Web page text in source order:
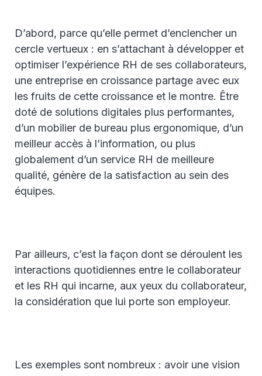
D’abord, parce qu’elle permet d’enclencher un
cercle vertueux : en s’attachant à développer et
optimiser l’expérience RH de ses collaborateurs,
une entreprise en croissance partage avec eux
les fruits de cette croissance et le montre. Être
doté de solutions digitales plus performantes,
d’un mobilier de bureau plus ergonomique, d’un
meilleur accès à l’information, ou plus
globalement d’un service RH de meilleure
qualité, génère de la satisfaction au sein des
équipes.
Par ailleurs, c’est la façon dont se déroulent les
interactions quotidiennes entre le collaborateur
et les RH qui incarne, aux yeux du collaborateur,
la considération que lui porte son employeur.
Les exemples sont nombreux : avoir une vision